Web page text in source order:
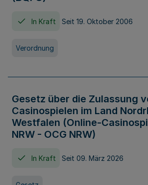
In Kraft Seit 19. Oktober 2006
Verordnung
Gesetz über die Zulassung
Casinospielen im Land
Westfalen (Online-
NRW - OCG NRW)
In Kraft Seit 09. März 2026